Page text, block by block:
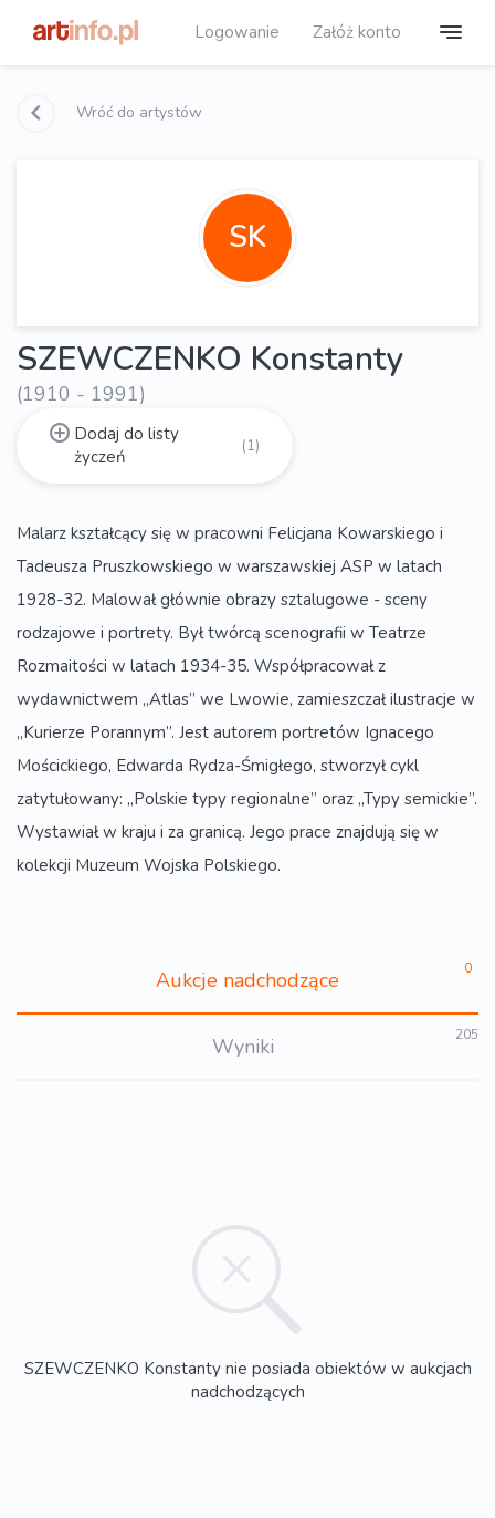
Logowanie Załóż konto
Wróć do artystów
SK
SZEWCZENKO Konstanty
(1910 - 1991)
Dodaj do listy
życzeń
(1)
Malarz kształcący się w pracowni Felicjana Kowarskiego i
Tadeusza Pruszkowskiego w warszawskiej ASP w latach
1928-32. Malował głównie obrazy sztalugowe - sceny
rodzajowe i portrety. Był twórcą scenografii w Teatrze
Rozmaitości w latach 1934-35. Współpracował z
wydawnictwem „Atlas” we Lwowie, zamieszczał ilustracje w
„Kurierze Porannym”. Jest autorem portretów Ignacego
Mościckiego, Edwarda Rydza-Śmigłego, stworzył cykl
zatytułowany: „Polskie typy regionalne” oraz „Typy semickie”.
Wystawiał w kraju i za granicą. Jego prace znajdują się w
kolekcji Muzeum Wojska Polskiego.
Aukcje nadchodzące 0
Wyniki 205
SZEWCZENKO Konstanty nie posiada obiektów w aukcjach
nadchodzących